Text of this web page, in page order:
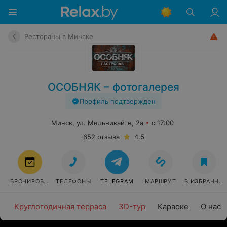
Рестораны в Минске
ОСОБНЯК – фотогалерея
Профиль подтвержден
Круглогодичная терраса 3D-тур Караоке О нас
Минск, ул. Мельникайте, 2а
с 17:00
652 отзыва
4.5
БРОНИРОВАТЬ ТЕЛЕФОНЫ TELEGRAM МАРШРУТ В ИЗБРАННОЕ